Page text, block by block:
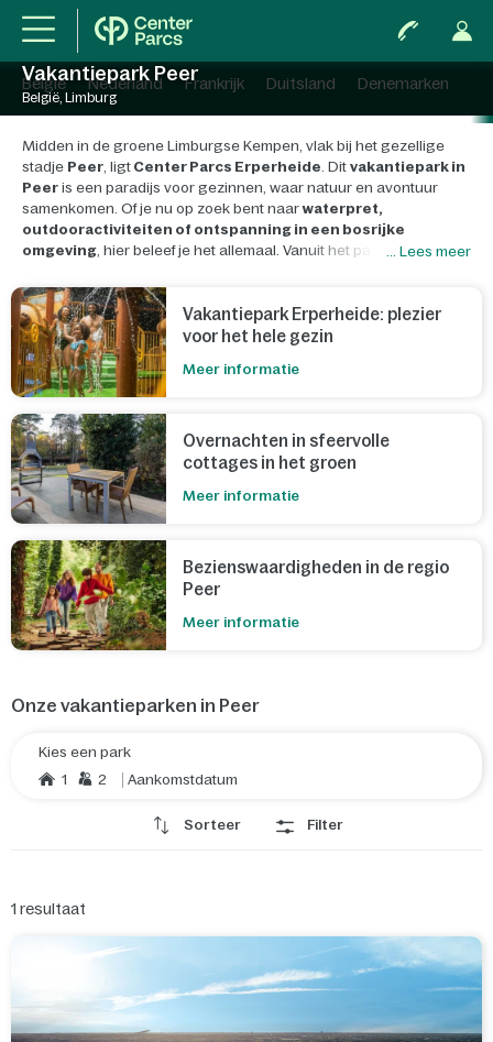
België Nederland Frankrijk Duitsland Denemarken
Vakantiepark Peer
België, Limburg
Midden in de groene Limburgse Kempen, vlak bij het gezellige
stadje Peer, ligt Center Parcs Erperheide. Dit vakantiepark in
Peer is een paradijs voor gezinnen, waar natuur en avontuur
samenkomen. Of je nu op zoek bent naarwaterpret,
outdooractiviteiten of ontspanning in een bosrijke
omgeving, hier beleef je het allemaal. Vanuit het park ontdek je
zelf genoeg te beleven is voor jong en oud.
... Lees meer
Vakantiepark Erperheide: plezier
voor het hele gezin
Meer informatie
Overnachten in sfeervolle
cottages in het groen
Meer informatie
Bezienswaardigheden in de regio
Peer
Meer informatie
Onze vakantieparken in Peer
Kies een park
1
2 Aankomstdatum
Sorteer Filter
1 resultaat